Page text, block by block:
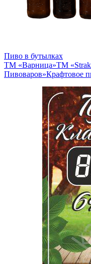
Пиво в бутылках
ТМ «Варница»ТМ
Пивоваров»Крафтовое